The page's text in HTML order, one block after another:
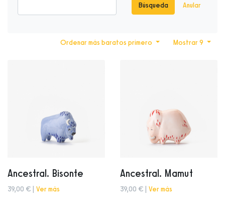
Búsqueda Anular
Mostrar 9
Ordenar más baratos primero
Ancestral. Bisonte
39,00 € | Ver más
Ancestral. Mamut
39,00 € | Ver más